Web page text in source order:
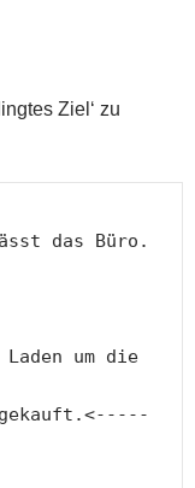
Ziel‘ zu
das Büro.
um die